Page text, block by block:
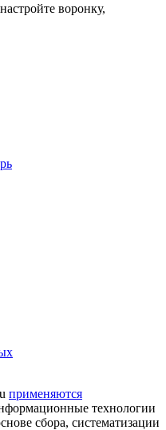
воронку,
применяются
технологии
сбора, систематизации